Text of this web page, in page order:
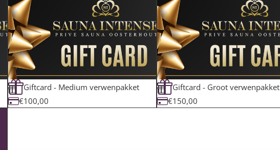
Giftcard - Medium verwenpakket
€100,00
Giftcard - Groot verwenpakket
€150,00